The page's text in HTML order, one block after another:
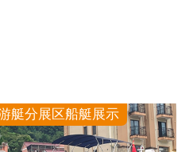
艇分展区船艇展示